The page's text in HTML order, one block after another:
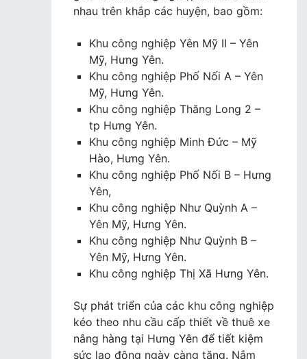
nhau trên khắp các huyện, bao gồm:
Khu công nghiệp Yên Mỹ II – Yên
Mỹ, Hưng Yên.
Khu công nghiệp Phố Nối A – Yên
Mỹ, Hưng Yên.
Khu công nghiệp Thăng Long 2 –
tp Hưng Yên.
Khu công nghiệp Minh Đức – Mỹ
Hào, Hưng Yên.
Khu công nghiệp Phố Nối B – Hưng
Yên,
Khu công nghiệp Như Quỳnh A –
Yên Mỹ, Hưng Yên.
Khu công nghiệp Như Quỳnh B –
Yên Mỹ, Hưng Yên.
Khu công nghiệp Thị Xã Hưng Yên.
Sự phát triển của các khu công nghiệp
kéo theo nhu cầu cấp thiết về thuê xe
nâng hàng tại Hưng Yên để tiết kiệm
sức lao động ngày càng tăng. Nắm